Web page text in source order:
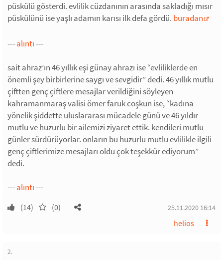
püskülü gösterdi. evlilik cüzdanının arasında sakladığı mısır
püskülünü ise yaşlı adamın karısı ilk defa gördü. buradan
---alıntı---
sait ahraz’ın 46 yıllık eşi günay ahrazı ise “evliliklerde en
önemli şey birbirlerine saygı ve sevgidir” dedi. 46 yıllık mutlu
çiftten genç çiftlere mesajlar verildiğini söyleyen
kahramanmaraş valisi ömer faruk coşkun ise, “kadına
yönelik şiddette uluslararası mücadele günü ve 46 yıldır
mutlu ve huzurlu bir ailemizi ziyaret ettik. kendileri mutlu
günler sürdürüyorlar. onların bu huzurlu mutlu evlilikle ilgili
genç çiftlerimize mesajları oldu çok teşekkür ediyorum”
dedi.
---alıntı---
(14) (0) 25.11.2020 16:14
helios
2.